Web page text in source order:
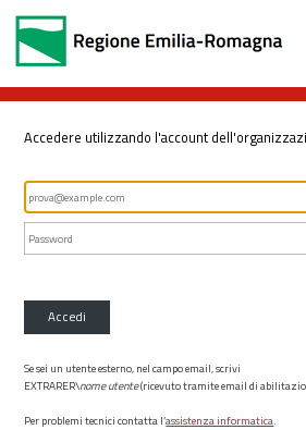
Accedere utilizzando l'account
Accedi
Se sei un utente esterno, nel campo email, scrivi
EXTRARER\nome utente(ricevuto tramite email di
Per problemi tecnici contatta l’assistenza informatica.